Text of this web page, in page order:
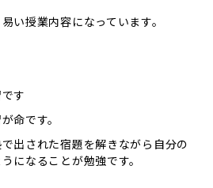
い授業内容になっています。
す
命です。
出された宿題を解きながら自分の
になることが勉強です。